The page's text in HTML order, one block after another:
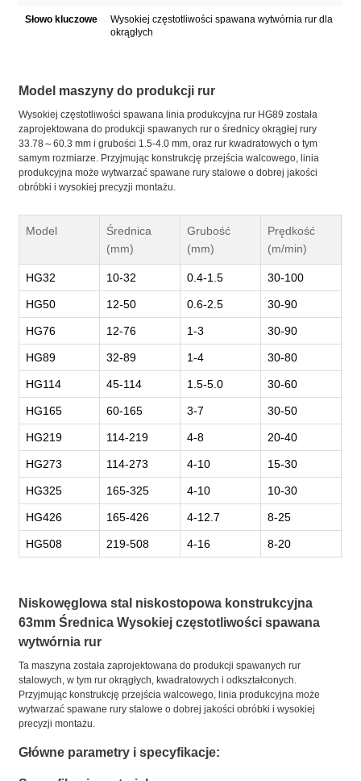
Słowo kluczowe
Wysokiej częstotliwości spawana wytwórnia rur dla
okrągłych
Model maszyny do produkcji rur
Wysokiej częstotliwości spawana linia produkcyjna rur HG89 została
zaprojektowana do produkcji spawanych rur o średnicy okrągłej rury
33.78～60.3 mm i grubości 1.5-4.0 mm, oraz rur kwadratowych o tym
samym rozmiarze. Przyjmując konstrukcję przejścia walcowego, linia
produkcyjna może wytwarzać spawane rury stalowe o dobrej jakości
obróbki i wysokiej precyzji montażu.
Model
Średnica
(mm)
Grubość
(mm)
Prędkość
(m/min)
HG32 10-32 0.4-1.5 30-100
HG50 12-50 0.6-2.5 30-90
HG76 12-76 1-3 30-90
HG89 32-89 1-4 30-80
HG114 45-114 1.5-5.0 30-60
HG165 60-165 3-7 30-50
HG219 114-219 4-8 20-40
HG273 114-273 4-10 15-30
HG325 165-325 4-10 10-30
HG426 165-426 4-12.7 8-25
HG508 219-508 4-16 8-20
Niskowęglowa stal niskostopowa konstrukcyjna
63mm Średnica Wysokiej częstotliwości spawana
wytwórnia rur
Ta maszyna została zaprojektowana do produkcji spawanych rur
stalowych, w tym rur okrągłych, kwadratowych i odkształconych.
Przyjmując konstrukcję przejścia walcowego, linia produkcyjna może
wytwarzać spawane rury stalowe o dobrej jakości obróbki i wysokiej
precyzji montażu.
Główne parametry i specyfikacje: